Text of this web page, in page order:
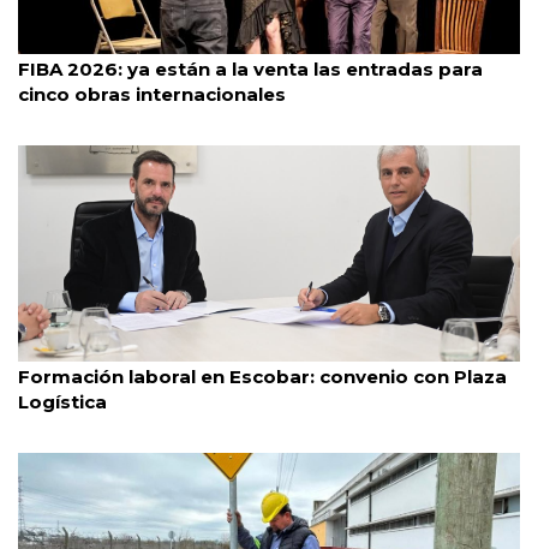
3/8/2026
FIBA 2026: ya están a la venta las entradas para
cinco obras internacionales
Escobar 3/8/2026
Formación laboral en Escobar: convenio con Plaza
Logística